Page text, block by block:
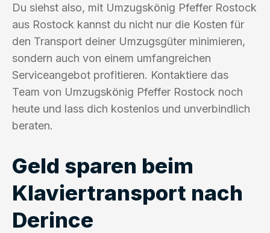
Du siehst also, mit Umzugskönig Pfeffer Rostock
aus Rostock kannst du nicht nur die Kosten für
den Transport deiner Umzugsgüter minimieren,
sondern auch von einem umfangreichen
Serviceangebot profitieren. Kontaktiere das
Team von Umzugskönig Pfeffer Rostock noch
heute und lass dich kostenlos und unverbindlich
beraten.
Geld sparen beim
Klaviertransport nach
Derince